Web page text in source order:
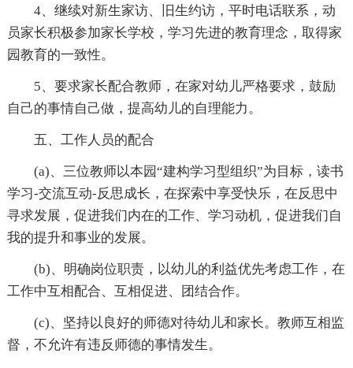
4、继续对新生家访、旧生约访，平时电话联系，动
员家长积极参加家长学校，学习先进的教育理念，取得家
园教育的一致性。
5、要求家长配合教师，在家对幼儿严格要求，鼓励
自己的事情自己做，提高幼儿的自理能力。
五、工作人员的配合
(a)、三位教师以本园“建构学习型组织”为目标，读书
学习-交流互动-反思成长，在探索中享受快乐，在反思中
寻求发展，促进我们内在的工作、学习动机，促进我们自
我的提升和事业的发展。
(b)、明确岗位职责，以幼儿的利益优先考虑工作，在
工作中互相配合、互相促进、团结合作。
(c)、坚持以良好的师德对待幼儿和家长。教师互相监
督，不允许有违反师德的事情发生。